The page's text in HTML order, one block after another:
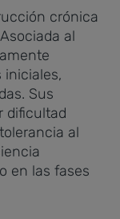
crónica
al
iniciales,
Sus
dificultad
al
en las fases